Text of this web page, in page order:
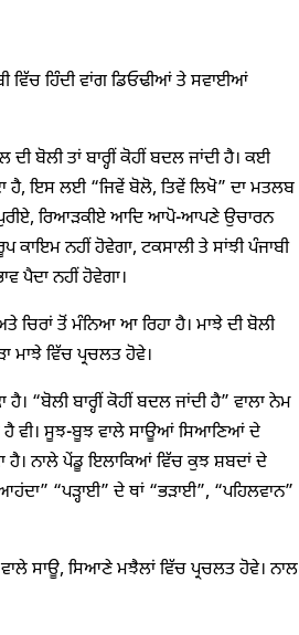
ਵਿੱਚ ਹਿੰਦੀ ਵਾਂਗ ਡਿਓਢੀਆਂ ਤੇ ਸਵਾਈਆਂ
ਬੋਲੀ ਤਾਂ ਬਾਰ੍ਹੀਂ ਕੋਹੀਂ ਬਦਲ ਜਾਂਦੀ ਹੈ। ਕਈ
ਹੈ, ਇਸ ਲਈ “ਜਿਵੇਂ ਬੋਲੋ, ਤਿਵੇਂ ਲਿਖੋ” ਦਾ ਮਤਲਬ
ਰਿਆੜਕੀਏ ਆਦਿ ਆਪੋ-ਆਪਣੇ ਉਚਾਰਨ
ਕਾਇਮ ਨਹੀਂ ਹੋਵੇਗਾ, ਟਕਸਾਲੀ ਤੇ ਸਾਂਝੀ ਪੰਜਾਬੀ
ਪੈਦਾ ਨਹੀਂ ਹੋਵੇਗਾ।
ਤੋਂ ਮੰਨਿਆ ਆ ਰਿਹਾ ਹੈ। ਮਾਝੇ ਦੀ ਬੋਲੀ
ਵਿੱਚ ਪ੍ਰਚਲਤ ਹੋਵੇ।
“ਬੋਲੀ ਬਾਰ੍ਹੀਂ ਕੋਹੀਂ ਬਦਲ ਜਾਂਦੀ ਹੈ” ਵਾਲਾ ਨੇਮ
ਹੈ ਵੀ। ਸੂਝ-ਬੂਝ ਵਾਲੇ ਸਾਊਆਂ ਸਿਆਣਿਆਂ ਦੇ
ਹੈ। ਨਾਲੇ ਪੇਂਡੂ ਇਲਾਕਿਆਂ ਵਿੱਚ ਕੁਝ ਸ਼ਬਦਾਂ ਦੇ
“ਪੜ੍ਹਾਈ” ਦੇ ਥਾਂ “ਭੜਾਈ”, “ਪਹਿਲਵਾਨ”
ਸਾਊ, ਸਿਆਣੇ ਮਝੈਲਾਂ ਵਿੱਚ ਪ੍ਰਚਲਤ ਹੋਵੇ। ਨਾਲ